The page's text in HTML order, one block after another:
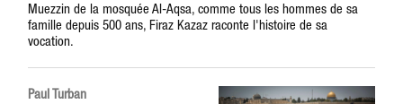
Muezzin de la mosquée Al-Aqsa, comme tous les hommes de sa
famille depuis 500 ans, Firaz Kazaz raconte l'histoire de sa
vocation.
Paul Turban